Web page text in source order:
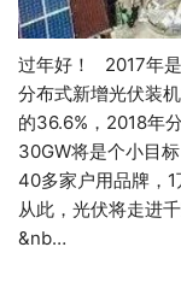
过年好！ 2017年
分布式新增光伏装
的36.6%，2018年
30GW将是个小目
40多家户用品牌，1
从此，光伏将走进
&nb…